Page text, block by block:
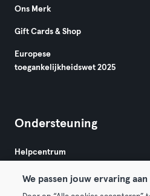
Ons Merk
Gift Cards & Shop
Europese
toegankelijkheidswet 2025
Ondersteuning
Helpcentrum
We passen jouw ervaring aan